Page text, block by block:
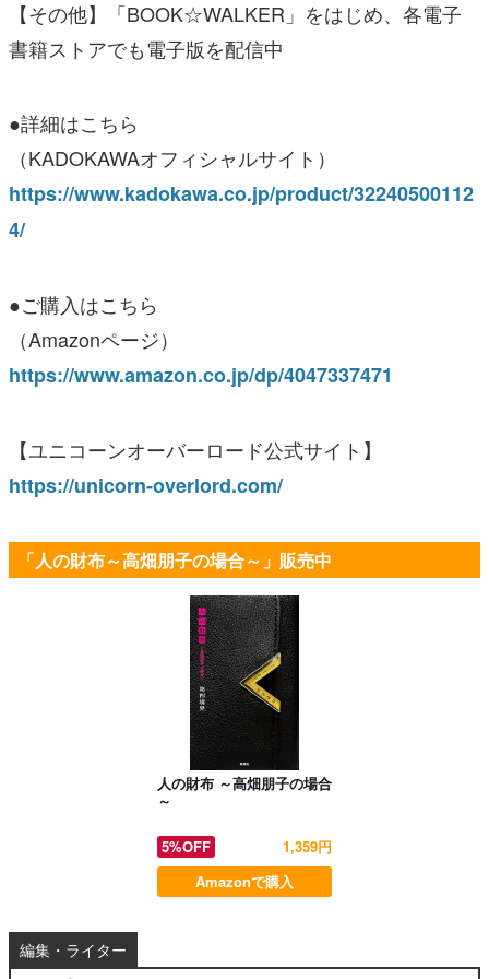
【その他】「BOOK☆WALKER」をはじめ、各電子
書籍ストアでも電子版を配信中
●詳細はこちら
（KADOKAWAオフィシャルサイト）
https://www.kadokawa.co.jp/product/32240500112
4/
●ご購入はこちら
（Amazonページ）
https://www.amazon.co.jp/dp/4047337471
【ユニコーンオーバーロード公式サイト】
https://unicorn-overlord.com/
「人の財布～高畑朋子の場合～」販売中
人の財布 ～高畑朋子の場合
～
5%OFF
1,359円
Amazonで購入
編集・ライター